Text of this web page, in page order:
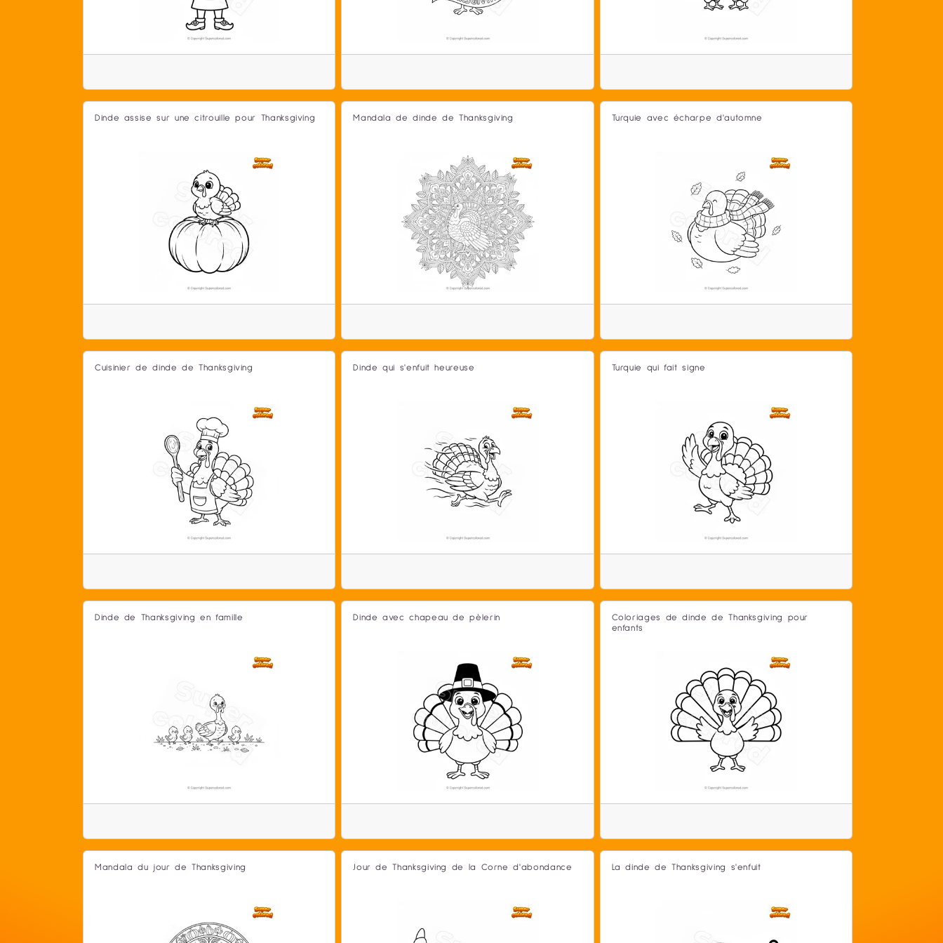
Dinde assise sur une citrouille pour Thanksgiving Mandala de dinde de Thanksgiving Turquie avec écharpe d'automne
Cuisinier de dinde de Thanksgiving Dinde qui s'enfuit heureuse Turquie qui fait signe
Dinde de Thanksgiving en famille Dinde avec chapeau de pèlerin
Coloriages de dinde de Thanksgiving pour
enfants
Mandala du jour de Thanksgiving Jour de Thanksgiving de la Corne d'abondance La dinde de Thanksgiving s'enfuit